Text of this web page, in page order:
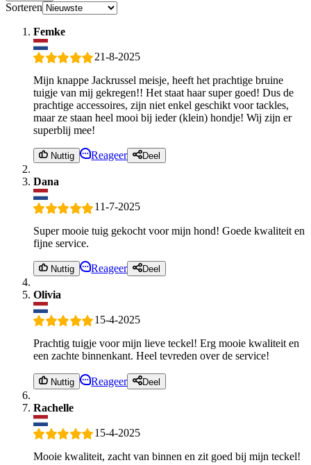
Sorteren
Femke
21-8-2025
Mijn knappe Jackrussel meisje, heeft het prachtige bruine
tuigje van mij gekregen!! Het staat haar super goed! Dus de
prachtige accessoires, zijn niet enkel geschikt voor tackles,
maar ze staan heel mooi bij ieder (klein) hondje! Wij zijn er
superblij mee!
Nuttig Reageer Deel
Dana
11-7-2025
Super mooie tuig gekocht voor mijn hond! Goede kwaliteit en
fijne service.
Nuttig Reageer Deel
Olivia
15-4-2025
Prachtig tuigje voor mijn lieve teckel! Erg mooie kwaliteit en
een zachte binnenkant. Heel tevreden over de service!
Nuttig Reageer Deel
Rachelle
15-4-2025
Mooie kwaliteit, zacht van binnen en zit goed bij mijn teckel!